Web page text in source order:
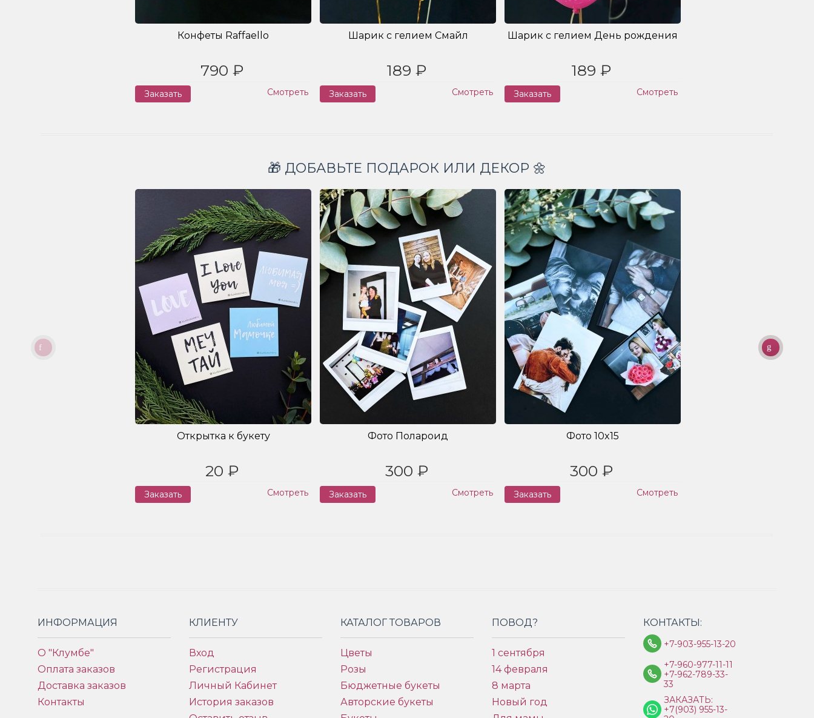
Конфеты Raffaello
790 ₽
Заказать Смотреть
Шарик с гелием Смайл
189 ₽
Заказать Смотреть
Шарик с гелием День рождения
189 ₽
Заказать Смотреть
🎁 ДОБАВЬТЕ ПОДАРОК ИЛИ ДЕКОР 🌼
Открытка к букету
20 ₽
Заказать Смотреть
Фото Полароид
300 ₽
Заказать Смотреть
Фото 10x15
300 ₽
Заказать Смотреть
ИНФОРМАЦИЯ
О "Клумбе"
Оплата заказов
Доставка заказов
Контакты
КЛИЕНТУ
Вход
Регистрация
Личный Кабинет
История заказов
КАТАЛОГ ТОВАРОВ
Цветы
Розы
Бюджетные букеты
Авторские букеты
ПОВОД?
1 сентября
14 февраля
8 марта
Новый год
КОНТАКТЫ:
+7-903-955-13-20
+7-960-977-11-11
+7-962-789-33-
33
ЗАКАЗАТЬ:
+7(903) 955-13-